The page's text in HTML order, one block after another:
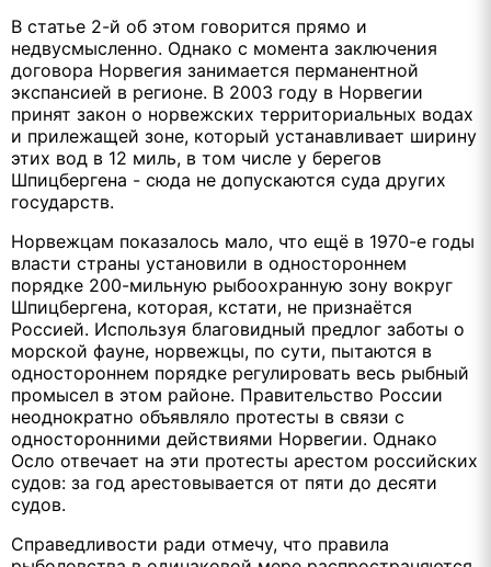
В статье 2-й об этом говорится прямо и
недвусмысленно. Однако с момента заключения
договора Норвегия занимается перманентной
экспансией в регионе. В 2003 году в Норвегии
принят закон о норвежских территориальных водах
и прилежащей зоне, который устанавливает ширину
этих вод в 12 миль, в том числе у берегов
Шпицбергена - сюда не допускаются суда других
государств.
Норвежцам показалось мало, что ещё в 1970-е годы
власти страны установили в одностороннем
порядке 200-мильную рыбоохранную зону вокруг
Шпицбергена, которая, кстати, не признаётся
Россией. Используя благовидный предлог заботы о
морской фауне, норвежцы, по сути, пытаются в
одностороннем порядке регулировать весь рыбный
промысел в этом районе. Правительство России
неоднократно объявляло протесты в связи с
односторонними действиями Норвегии. Однако
Осло отвечает на эти протесты арестом российских
судов: за год арестовывается от пяти до десяти
судов.
Справедливости ради отмечу, что правила